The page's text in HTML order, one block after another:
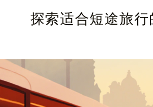
探索适合短途旅行